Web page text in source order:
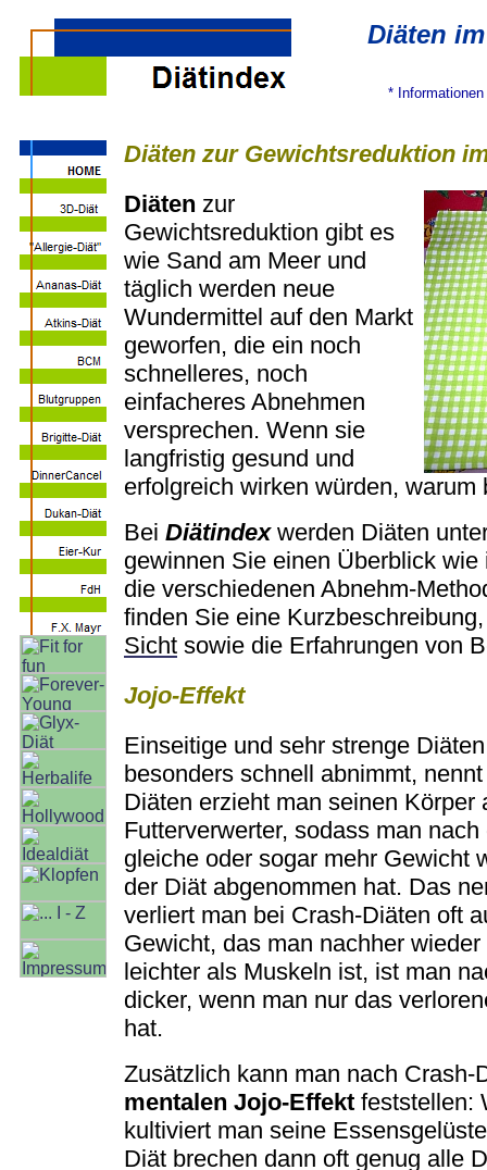
Diäten
*
Diäten zur Gewichtsreduktion
Diäten zur
Gewichtsreduktion gibt es
wie Sand am Meer und
täglich werden neue
Wundermittel auf den Markt
geworfen, die ein noch
schnelleres, noch
einfacheres Abnehmen
versprechen. Wenn sie
langfristig gesund und
erfolgreich wirken würden,
Bei Diätindexwerden Diäten
gewinnen Sie einen Überblick
die verschiedenen Abnehm-
finden Sie eine
Sicht sowie die Erfahrungen von
Jojo-Effekt
Einseitige und sehr strenge
besonders schnell abnimmt,
Diäten erzieht man seinen
Futterverwerter, sodass man
gleiche oder sogar mehr Gewicht
der Diät abgenommen hat. Das
verliert man bei Crash-Diäten oft
Gewicht, das man nachher
leichter als Muskeln ist, ist man
dicker, wenn man nur das
hat.
Zusätzlich kann man nach Crash-
mentalen Jojo-Effekt feststellen:
kultiviert man seine
Diät brechen dann oft genug alle